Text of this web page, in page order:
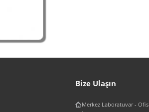
Bize Ulaşın
Merkez Laboratuvar - Ofis